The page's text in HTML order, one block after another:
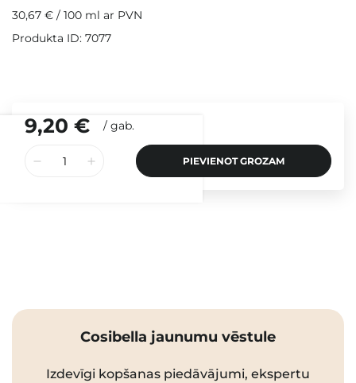
9,20 € / gab.
PIEVIENOT GROZAM
30,67 € / 100 ml ar PVN
Produkta ID: 7077
Cosibella jaunumu vēstule
Izdevīgi kopšanas piedāvājumi, ekspertu